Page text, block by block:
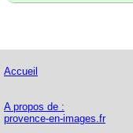
Accueil
A propos de :
provence-en-images.fr